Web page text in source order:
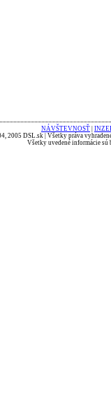
NÁVŠTEVNOSŤ
2005 DSL.sk | Všetky práva
Všetky uvedené informácie sú